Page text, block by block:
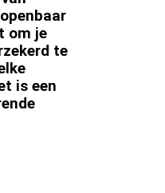
om je
te
is een